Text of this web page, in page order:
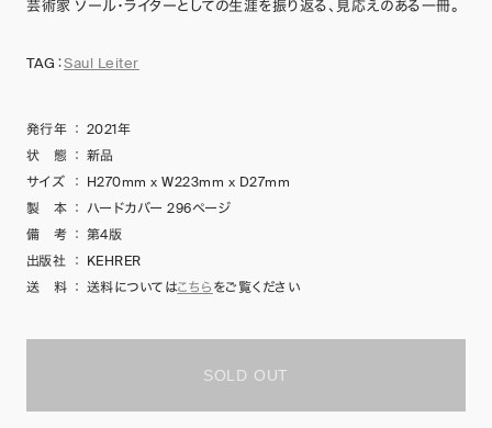
芸術家 ソール・ライターとしての生涯を振り返る、見応えのある一冊。
TAG：Saul Leiter
発行年 ： 2021年
状 態 ： 新品
サイズ
： H270mm x W223mm x D27mm
製 本 ： ハードカバー 296ページ
備 考 ： 第4版
出版社 ： KEHRER
送 料 ： 送料についてはこちらをご覧ください
SOLD OUT